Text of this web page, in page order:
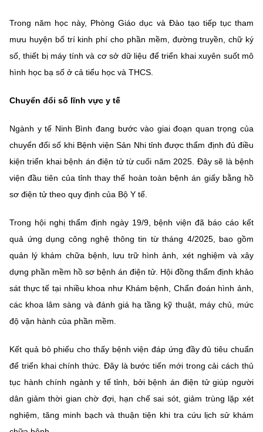
Trong năm học này, Phòng Giáo dục và Đào tạo tiếp tục tham
mưu huyện bố trí kinh phí cho phần mềm, đường truyền, chữ ký
số, thiết bị máy tính và cơ sở dữ liệu để triển khai xuyên suốt mô
hình học bạ số ở cả tiểu học và THCS.
Chuyển đổi số lĩnh vực y tế
Ngành y tế Ninh Bình đang bước vào giai đoạn quan trọng của
chuyển đổi số khi Bệnh viện Sản Nhi tỉnh được thẩm định đủ điều
kiện triển khai bệnh án điện tử từ cuối năm 2025. Đây sẽ là bệnh
viện đầu tiên của tỉnh thay thế hoàn toàn bệnh án giấy bằng hồ
sơ điện tử theo quy định của Bộ Y tế.
Trong hội nghị thẩm định ngày 19/9, bệnh viện đã báo cáo kết
quả ứng dụng công nghệ thông tin từ tháng 4/2025, bao gồm
quản lý khám chữa bệnh, lưu trữ hình ảnh, xét nghiệm và xây
dựng phần mềm hồ sơ bệnh án điện tử. Hội đồng thẩm định khảo
sát thực tế tại nhiều khoa như Khám bệnh, Chẩn đoán hình ảnh,
các khoa lâm sàng và đánh giá hạ tầng kỹ thuật, máy chủ, mức
độ vận hành của phần mềm.
Kết quả bỏ phiếu cho thấy bệnh viện đáp ứng đầy đủ tiêu chuẩn
để triển khai chính thức. Đây là bước tiến mới trong cải cách thủ
tục hành chính ngành y tế tỉnh, bởi bệnh án điện tử giúp người
dân giảm thời gian chờ đợi, hạn chế sai sót, giảm trùng lặp xét
nghiệm, tăng minh bạch và thuận tiện khi tra cứu lịch sử khám